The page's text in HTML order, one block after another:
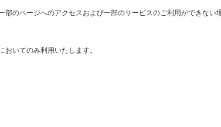
のページへのアクセスおよび一部のサービスのご利用ができない
いてのみ利用いたします。